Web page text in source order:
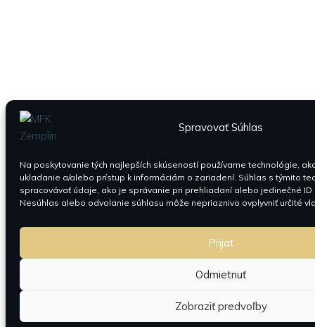
Spravovať Súhlas
Na poskytovanie tých najlepších skúseností používame technológie,
ukladanie a/alebo prístup k informáciám o zariadení. Súhlas s týmito
spracovávať údaje, ako je správanie pri prehliadaní alebo jedinečné ID
Nesúhlas alebo odvolanie súhlasu môže nepriaznivo ovplyvniť určité
Prijať
Odmietnuť
Zobraziť predvoľby